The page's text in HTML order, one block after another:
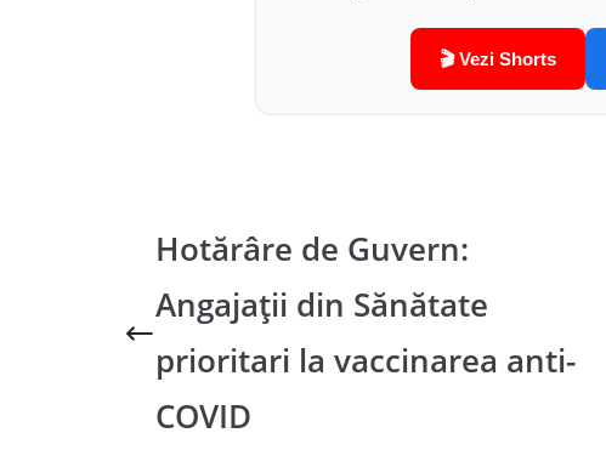
🎬 Vezi Shorts
Hotărâre de Guvern:
Angajații din Sănătate
prioritari la vaccinarea anti-
COVID